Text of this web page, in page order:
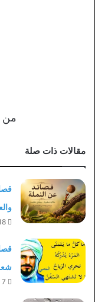
من
مقالات ذات صلة
18
7 يوليو، 2026